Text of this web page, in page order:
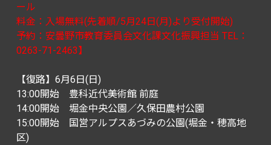
ール
料金：入場無料(先着順/5月24日(月)より受付開始)
予約：安曇野市教育委員会文化課文化振興担当 TEL：
0263-71-2463】
【復路】6月6日(日)
13:00開始 豊科近代美術館 前庭
14:00開始 堀金中央公園／久保田農村公園
15:00開始 国営アルプスあづみの公園(堀金・穂高地
区)